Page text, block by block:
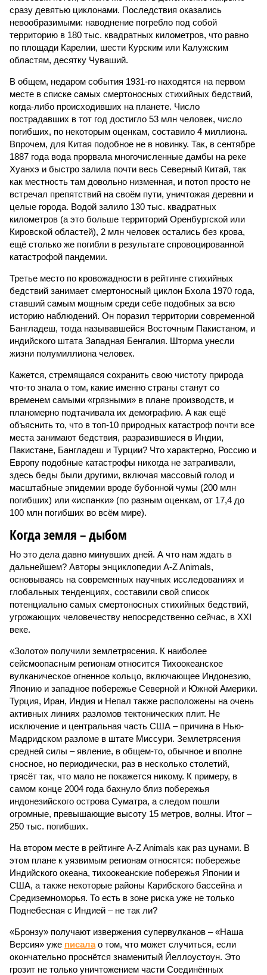
сразу девятью циклонами. Последствия оказались
невообразимыми: наводнение погребло под собой
территорию в 180 тыс. квадратных километров, что равно
по площади Карелии, шести Курским или Калужским
областям, десятку Чуваший.
В общем, недаром события 1931-го находятся на первом
месте в списке самых смертоносных стихийных бедствий,
когда-либо происходивших на планете. Число
пострадавших в тот год достигло 53 млн человек, число
погибших, по некоторым оценкам, составило 4 миллиона.
Впрочем, для Китая подобное не в новинку. Так, в сентябре
1887 года вода прорвала многочисленные дамбы на реке
Хуанхэ и быстро залила почти весь Северный Китай, так
как местность там довольно низменная, и потоп просто не
встречал препятствий на своём пути, уничтожая деревни и
целые города. Водой залило 130 тыс. квадратных
километров (а это больше территорий Оренбургской или
Кировской областей), 2 млн человек остались без крова,
ещё столько же погибли в результате спровоцированной
катастрофой пандемии.
Третье место по кровожадности в рейтинге стихийных
бедствий занимает смертоносный циклон Бхола 1970 года,
ставший самым мощным среди себе подобных за всю
историю наблюдений. Он поразил территории современной
Бангладеш, тогда называвшейся Восточным Пакистаном, и
индийского штата Западная Бенгалия. Шторма унесли
жизни полумиллиона человек.
Кажется, стремящаяся сохранить свою чистоту природа
что-то знала о том, какие именно страны станут со
временем самыми «грязными» в плане производств, и
планомерно подтачивала их демографию. А как ещё
объяснить то, что в топ-10 природных катастроф почти все
места занимают бедствия, разразившиеся в Индии,
Пакистане, Бангладеш и Турции? Что характерно, Россию и
Европу подобные катастрофы никогда не затрагивали,
здесь беды были другими, включая массовый голод и
масштабные эпидемии вроде бубонной чумы (200 млн
погибших) или «испанки» (по разным оценкам, от 17,4 до
100 млн погибших во всём мире).
Когда земля – дыбом
Но это дела давно минувших дней. А что нам ждать в
дальнейшем? Авторы энциклопедии A-Z Animals,
основываясь на современных научных исследованиях и
глобальных тенденциях, составили свой список
потенциально самых смертоносных стихийных бедствий,
угрожающих человечеству непосредственно сейчас, в XXI
веке.
«Золото» получили землетрясения. К наиболее
сейсмоопасным регионам относится Тихоокеанское
вулканическое огненное кольцо, включающее Индонезию,
Японию и западное побережье Северной и Южной Америки.
Турция, Иран, Индия и Непал также расположены на очень
активных линиях разломов тектонических плит. Не
исключение и центральная часть США – причина в Нью-
Мадридском разломе в штате Миссури. Землетрясения
средней силы – явление, в общем-то, обычное и вполне
сносное, но периодически, раз в несколько столетий,
трясёт так, что мало не покажется никому. К примеру, в
самом конце 2004 года бахнуло близ побережья
индонезийского острова Суматра, а следом пошли
огромные, превышающие высоту 15 метров, волны. Итог –
250 тыс. погибших.
На втором месте в рейтинге A-Z Animals как раз цунами. В
этом плане к уязвимым регионам относятся: побережье
Индийского океана, тихо­океанские побережья Японии и
США, а также некоторые районы Карибского бассейна и
Средиземноморья. То есть в зоне риска уже не только
Поднебесная с Индией – не так ли?
«Бронзу» получают извержения супервулканов – «Наша
Версия» уже писалао том, что может случиться, если
окончательно проснётся знаменитый Йеллоустоун. Это
грозит не только уничтожением части Соединённых